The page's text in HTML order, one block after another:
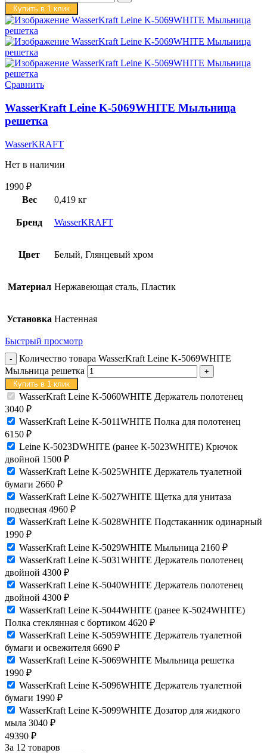
Купить в 1 клик
Сравнить
WasserKraft Leine K-5069WHITE Мыльница
решетка
WasserKRAFT
Нет в наличии
1990 ₽
Вес
0,419 кг
Бренд WasserKRAFT
Цвет Белый, Глянцевый хром
Материал Нержавеющая сталь, Пластик
Установка Настенная
Быстрый просмотр
Количество товара WasserKraft Leine K-5069WHITE
Мыльница решетка
Купить в 1 клик
WasserKraft Leine K-5060WHITE Держатель полотенец
3040 ₽
WasserKraft Leine K-5011WHITE Полка для полотенец
6150 ₽
Leine K-5023DWHITE (ранее К-5023WHITE) Крючок
двойной 1500 ₽
WasserKraft Leine K-5025WHITE Держатель туалетной
бумаги 2660 ₽
WasserKraft Leine K-5027WHITE Щетка для унитаза
подвесная 4960 ₽
WasserKraft Leine K-5028WHITE Подстаканник одинарный
1990 ₽
WasserKraft Leine K-5029WHITE Мыльница 2160 ₽
WasserKraft Leine K-5031WHITE Держатель полотенец
двойной 4300 ₽
WasserKraft Leine K-5040WHITE Держатель полотенец
двойной 4300 ₽
WasserKraft Leine K-5044WHITE (ранее К-5024WHITE)
Полка стеклянная с бортиком 4620 ₽
WasserKraft Leine K-5059WHITE Держатель туалетной
бумаги и освежителя 6690 ₽
WasserKraft Leine K-5069WHITE Мыльница решетка
1990 ₽
WasserKraft Leine K-5096WHITE Держатель туалетной
бумаги 1990 ₽
WasserKraft Leine K-5099WHITE Дозатор для жидкого
мыла 3040 ₽
49390 ₽
За 12 товаров